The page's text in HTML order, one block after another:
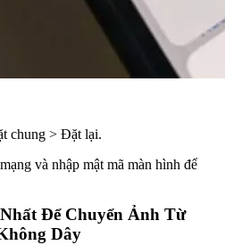
chung > Đặt lại.
và nhập mật mã màn hình để
Để Chuyển Ảnh Từ
Dây